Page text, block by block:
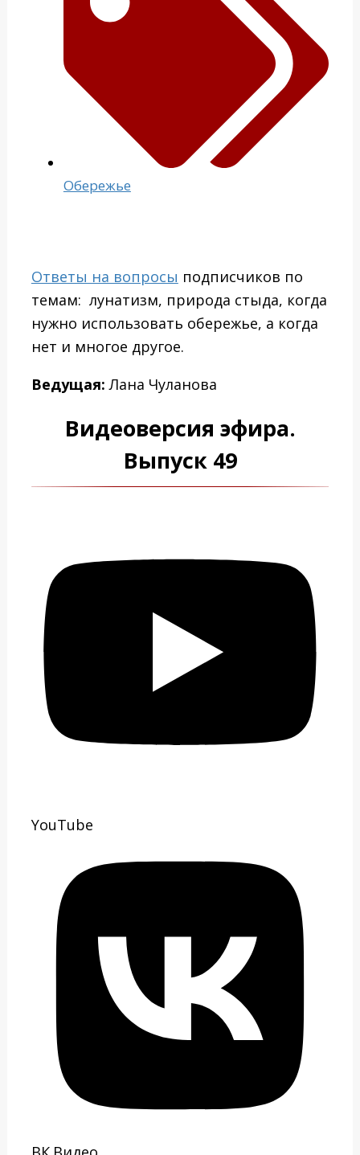
Обережье
Ответы на вопросы подписчиков по
темам: лунатизм, природа стыда, когда
нужно использовать обережье, а когда
нет и многое другое.
Ведущая: Лана Чуланова
Видеоверсия эфира.
Выпуск 49
YouTube